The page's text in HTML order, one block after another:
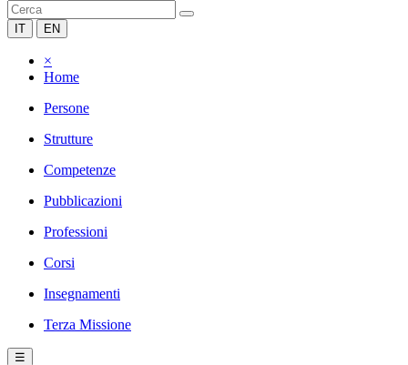
IT EN
×
Home
Persone
Strutture
Competenze
Pubblicazioni
Professioni
Corsi
Insegnamenti
Terza Missione
☰